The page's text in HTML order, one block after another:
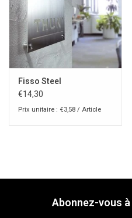
Fisso Steel
€14,30
Prix unitaire : €3,58 / Article
Abonnez-vous